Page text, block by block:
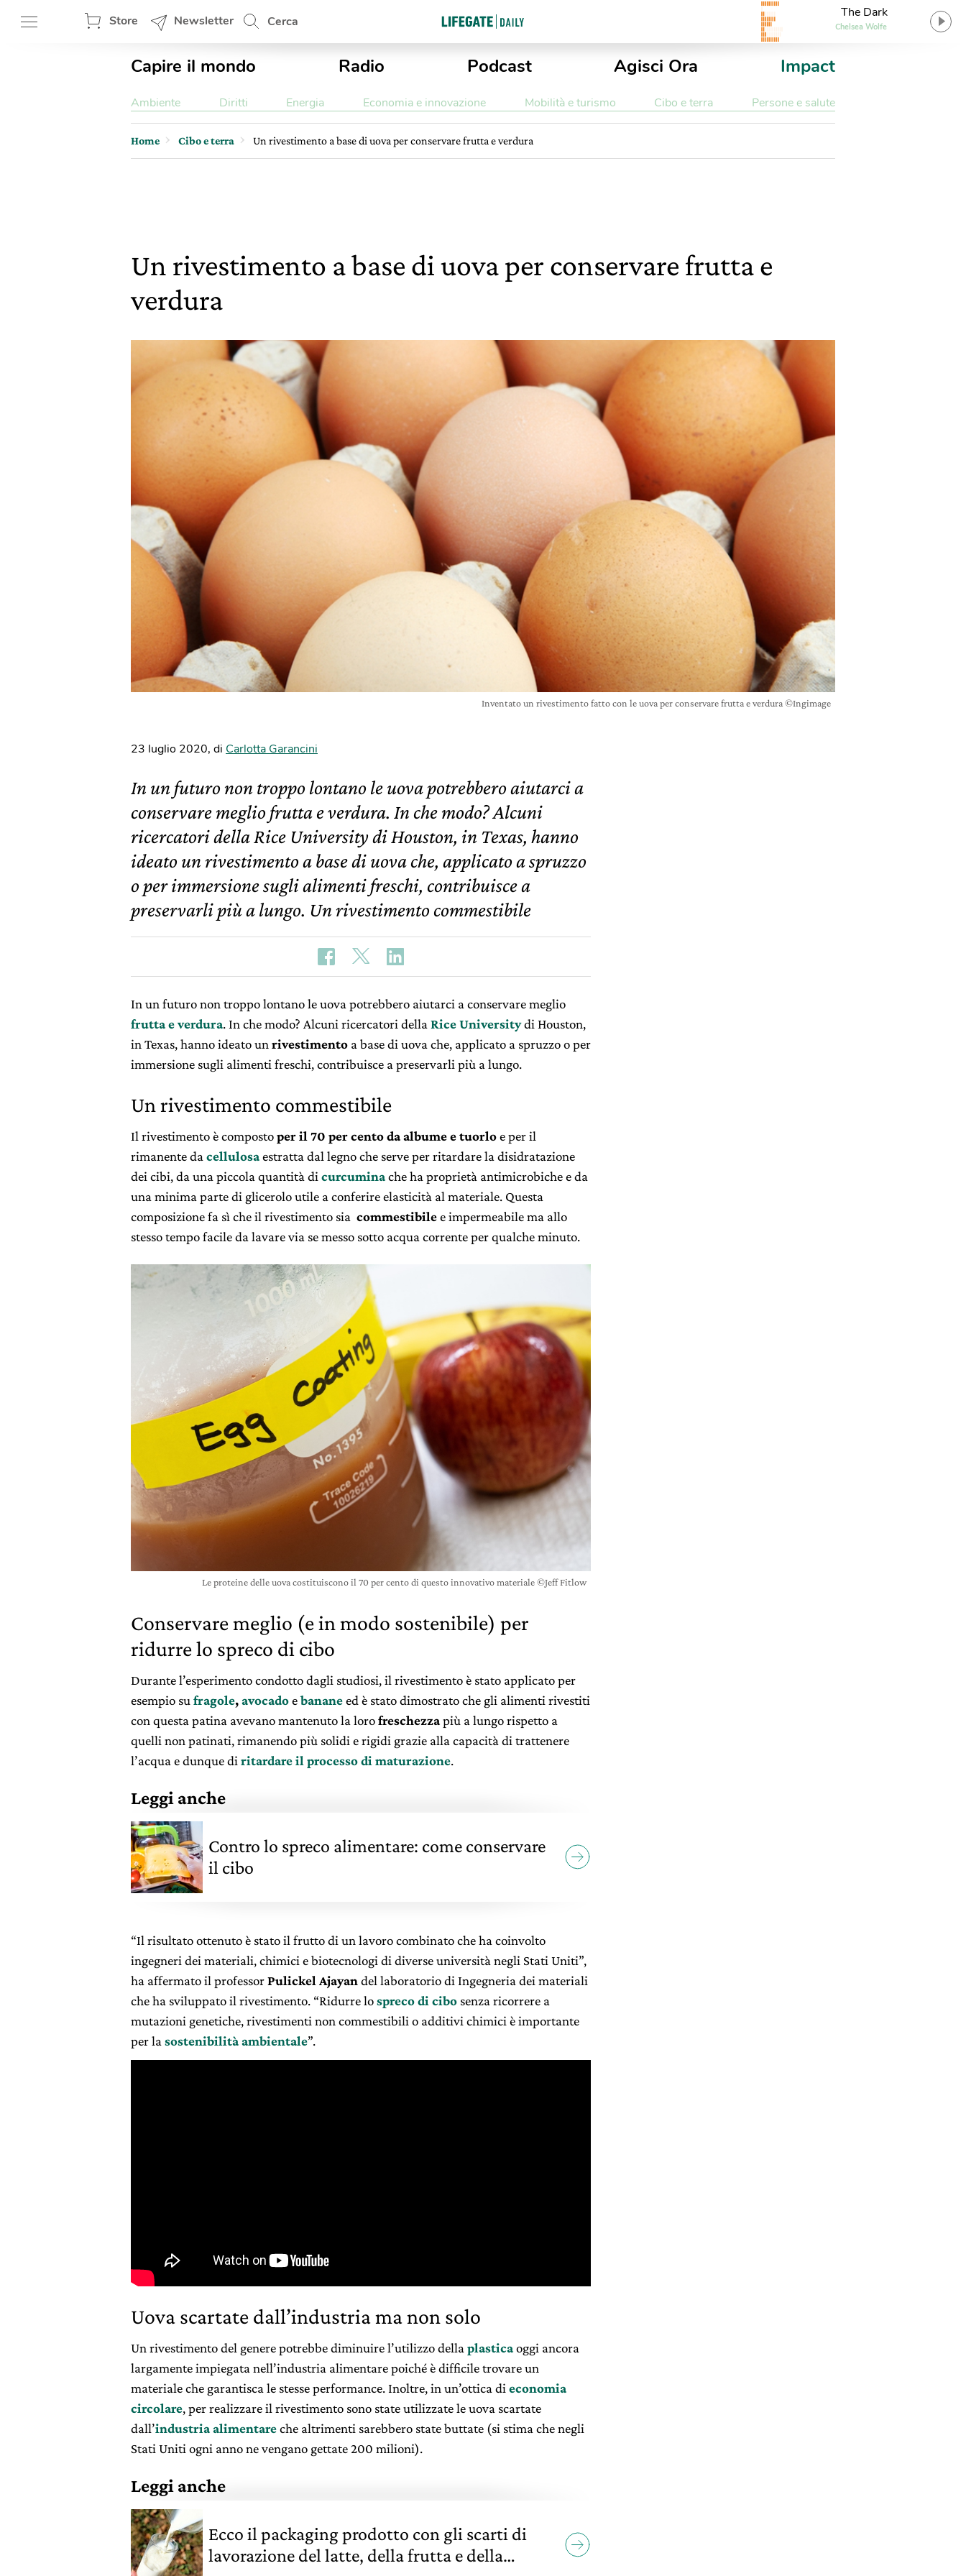
Store Newsletter Cerca
The Dark
Chelsea Wolfe
Capire il mondo Radio Podcast Agisci Ora Impact
Ambiente Diritti Energia Economia e innovazione Mobilità e turismo Cibo e terra Persone e salute
Home Cibo e terra Un rivestimento a base di uova per conservare frutta e verdura
Un rivestimento a base di uova per conservare frutta e
verdura
Inventato un rivestimento fatto con le uova per conservare frutta e verdura ©Ingimage
23 luglio 2020, di Carlotta Garancini
In un futuro non troppo lontano le uova potrebbero aiutarci a
conservare meglio frutta e verdura. In che modo? Alcuni
ricercatori della Rice University di Houston, in Texas, hanno
ideato un rivestimento a base di uova che, applicato a spruzzo
o per immersione sugli alimenti freschi, contribuisce a
preservarli più a lungo. Un rivestimento commestibile
In un futuro non troppo lontano le uova potrebbero aiutarci a conservare meglio
frutta e verdura. In che modo? Alcuni ricercatori della Rice Universitydi Houston,
in Texas, hanno ideato un rivestimento a base di uova che, applicato a spruzzo o per
immersione sugli alimenti freschi, contribuisce a preservarli più a lungo.
Un rivestimento commestibile
Il rivestimento è compostoper il 70 per cento da albume e tuorloe per il
rimanente da cellulosaestratta dal legno che serve per ritardare la disidratazione
dei cibi, da una piccola quantità di curcuminache ha proprietà antimicrobiche e da
una minima parte di glicerolo utile a conferire elasticità al materiale. Questa
composizione fa sì che il rivestimento sia commestibilee impermeabile ma allo
stesso tempo facile da lavare via se messo sotto acqua corrente per qualche minuto.
Le proteine delle uova costituiscono il 70 per cento di questo innovativo materiale ©Jeff Fitlow
Conservare meglio (e in modo sostenibile) per
ridurre lo spreco di cibo
Durante l’esperimento condotto dagli studiosi, il rivestimento è stato applicato per
esempio su fragole,avocadoebananeed è stato dimostrato che gli alimenti rivestiti
con questa patina avevano mantenuto la lorofreschezzapiù a lungo rispetto a
quelli non patinati, rimanendo più solidi e rigidi grazie alla capacità di trattenere
l’acqua e dunque di ritardare il processo di maturazione.
Leggi anche
Contro lo spreco alimentare: come conservare
il cibo
“Il risultato ottenuto è stato il frutto di un lavoro combinato che ha coinvolto
ingegneri dei materiali, chimici e biotecnologi di diverse università negli Stati Uniti”,
ha affermato il professorPulickel Ajayan del laboratorio di Ingegneria dei materiali
che ha sviluppato il rivestimento. “Ridurre lospreco di cibo senza ricorrere a
mutazioni genetiche, rivestimenti non commestibili o additivi chimici è importante
per la sostenibilità ambientale”.
Uova scartate dall’industria ma non solo
Un rivestimento del genere potrebbe diminuire l’utilizzo della plasticaoggi ancora
largamente impiegata nell’industria alimentare poiché è difficile trovare un
materiale che garantisca le stesse performance. Inoltre, in un’ottica di economia
circolare, per realizzare il rivestimento sono state utilizzate le uova scartate
dall’industria alimentareche altrimenti sarebbero state buttate (si stima che negli
Stati Uniti ogni anno ne vengano gettate 200 milioni).
Leggi anche
Ecco il packaging prodotto con gli scarti di
lavorazione del latte, della frutta e della